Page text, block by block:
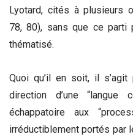
Lyotard, cités à plusieurs
78, 80), sans que ce
thématisé.
Quoi qu’il en soit, il
direction d’une “langue
échappatoire aux
irréductiblement portés par